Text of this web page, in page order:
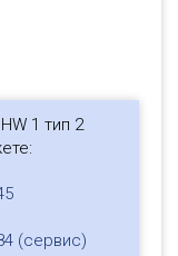
1 тип 2
(сервис)